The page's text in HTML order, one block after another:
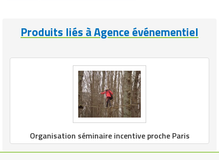
Produits liés à Agence événementiel
Organisation séminaire incentive proche Paris